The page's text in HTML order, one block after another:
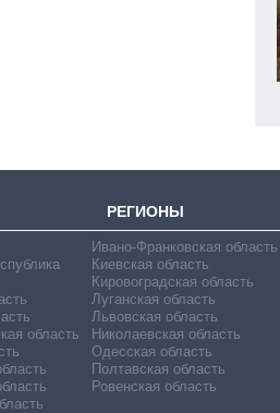
РЕГИОНЫ
область
Ивано-Франковская область
Киевская область
Кировоградская область
Луганская область
Львовская область
Николаевская область
Одесская область
Полтавская область
Ровенская область